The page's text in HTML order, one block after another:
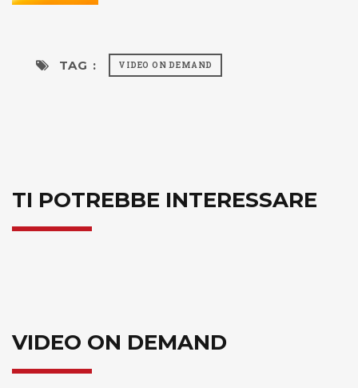
TAG : VIDEO ON DEMAND
TI POTREBBE INTERESSARE
VIDEO ON DEMAND